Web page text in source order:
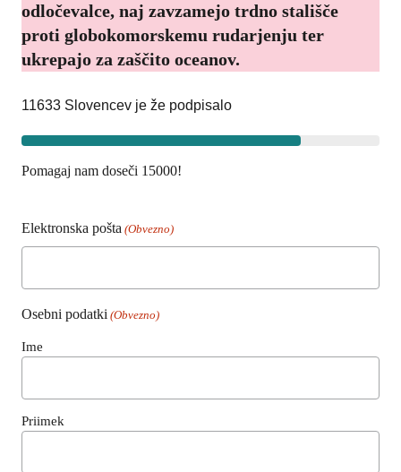
odločevalce, naj zavzamejo trdno stališče
proti globokomorskemu rudarjenju ter
ukrepajo za zaščito oceanov.
11633 Slovencev je že podpisalo
Pomagaj nam doseči 15000!
Elektronska pošta (Obvezno)
Osebni podatki (Obvezno)
Ime
Priimek